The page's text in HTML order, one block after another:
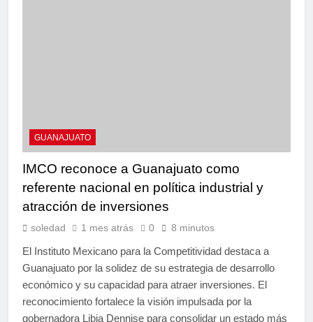
GUANAJUATO
IMCO reconoce a Guanajuato como
referente nacional en política industrial y
atracción de inversiones
soledad 1 mes atrás 0 8 minutos
El Instituto Mexicano para la Competitividad destaca a
Guanajuato por la solidez de su estrategia de desarrollo
económico y su capacidad para atraer inversiones. El
reconocimiento fortalece la visión impulsada por la
gobernadora Libia Dennise para consolidar un estado más